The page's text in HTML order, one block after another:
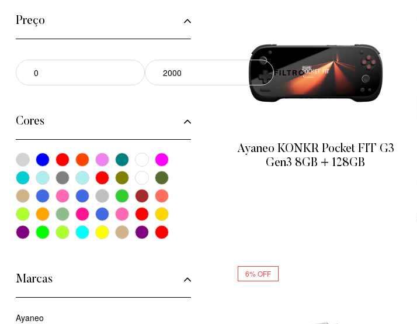
Ayaneo KONKR Pocket FIT G3
Gen3 8GB + 128GB
6% OFF
Preço
FILTRO
Cores
Marcas
Ayaneo